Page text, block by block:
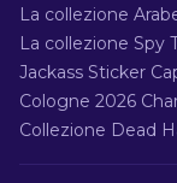
La collezione
La collezione Spy
Jackass Sticker
Cologne 2026
Collezione Dead